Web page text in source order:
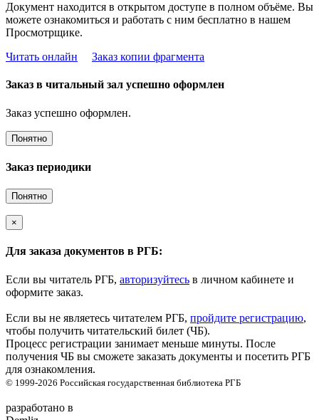
Документ находится в открытом доступе в полном объёме. Вы
можете ознакомиться и работать с ним бесплатно в нашем
Просмотрщике.
Читать онлайн
Заказ копии фрагмента
Заказ в читальный зал успешно оформлен
Заказ успешно оформлен.
Понятно
Заказ периодики
Понятно
×
Для заказа документов в РГБ:
Если вы читатель РГБ, авторизуйтесь в личном кабинете и
оформите заказ.
Если вы не являетесь читателем РГБ, пройдите регистрацию,
чтобы получить читательский билет (ЧБ).
Процесс регистрации занимает меньше минуты. После
получения ЧБ вы сможете заказать документы и посетить РГБ
для ознакомления.
© 1999-2026 Российская государственная библиотека РГБ
разработано в